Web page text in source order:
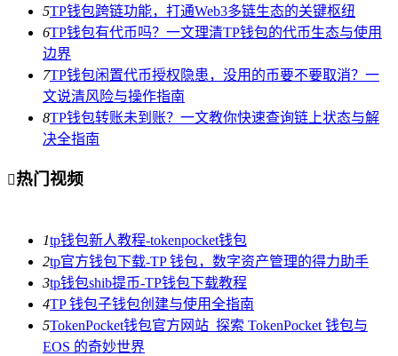
5TP钱包跨链功能，打通Web3多链生态的关键枢纽
6TP钱包有代币吗？一文理清TP钱包的代币生态与使用
边界
7TP钱包闲置代币授权隐患，没用的币要不要取消？一
文说清风险与操作指南
8TP钱包转账未到账？一文教你快速查询链上状态与解
决全指南
热门视频
1tp钱包新人教程-tokenpocket钱包
2tp官方钱包下载-TP 钱包，数字资产管理的得力助手
3tp钱包shib提币-TP钱包下载教程
4TP 钱包子钱包创建与使用全指南
5TokenPocket钱包官方网站_探索 TokenPocket 钱包与
EOS 的奇妙世界